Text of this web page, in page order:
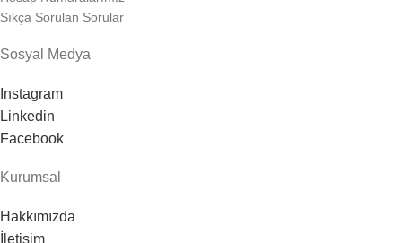
Sıkça Sorulan Sorular
Sosyal Medya
Instagram
Linkedin
Facebook
Kurumsal
Hakkımızda
İletişim